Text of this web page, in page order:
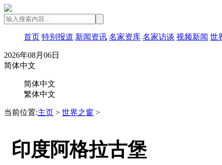
首页 特别报道 新闻资讯 名家资库 名家访谈 视频新闻 世
2026年08月06日
简体中文
简体中文
繁体中文
当前位置:主页 > 世界之窗 >
印度阿格拉古堡